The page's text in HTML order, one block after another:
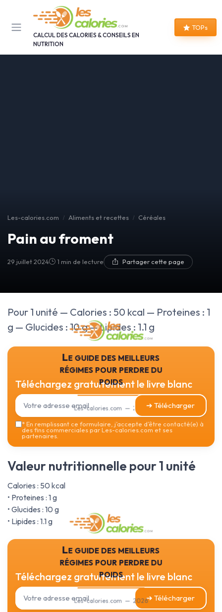
CALCUL DES CALORIES & CONSEILS EN
NUTRITION
TOPs
Les-calories.com Aliments et recettes Céréales
Pain au froment
29 juillet 2024 1 min de lecture Partager cette page
Pour 1 unité — Calories : 50 kcal — Proteines : 1
g — Glucides : 10 g — Lipides : 1.1 g
Le guide des meilleurs
régimes pour perdre du
poids
Les-calories.com — 2026
Téléchargez gratuitement le livre blanc
➔ Télécharger
*En remplissant ce formulaire, j’accepte d’être contacté(e) à
des fins commerciales par Les-calories.com et ses
partenaires.
Valeur nutritionnelle pour 1 unité
Calories : 50 kcal
• Proteines : 1 g
• Glucides : 10 g
• Lipides : 1.1 g
Le guide des meilleurs
régimes pour perdre du
poids
Les-calories.com — 2026
Téléchargez gratuitement le livre blanc
➔ Télécharger
Panneau de gestion des cookies